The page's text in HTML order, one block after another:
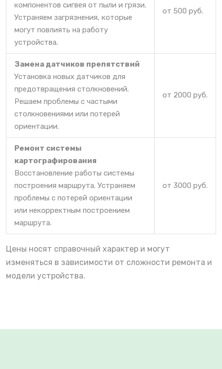
компонентов сигвея от пыли и грязи.
Устраняем загрязнения, которые
могут повлиять на работу
устройства.
от 500 руб.
Замена датчиков препятствий
Установка новых датчиков для
предотвращения столкновений.
Решаем проблемы с частыми
столкновениями или потерей
ориентации.
от 2000 руб.
Ремонт системы
картографирования
Восстановление работы системы
построения маршрута. Устраняем
проблемы с потерей ориентации
или некорректным построением
маршрута.
от 3000 руб.
Цены носят справочный характер и могут
изменяться в зависимости от сложности ремонта и
модели устройства.